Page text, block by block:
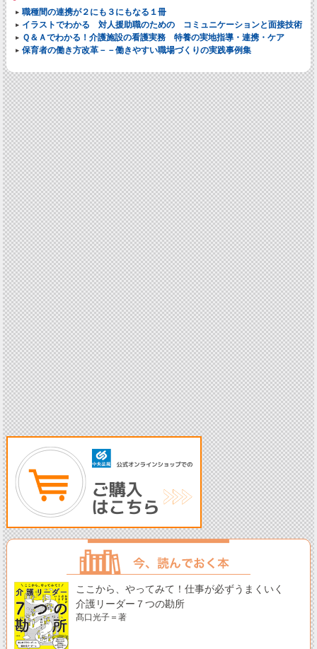
職種間の連携が２にも３にもなる１冊
イラストでわかる 対人援助職のための コミュニケーションと面接技術
Ｑ＆Ａでわかる！介護施設の看護実務 特養の実地指導・連携・ケア
保育者の働き方改革－－働きやすい職場づくりの実践事例集
ここから、やってみて！仕事が必ずうまくいく
介護リーダー７つの勘所
髙口光子＝著